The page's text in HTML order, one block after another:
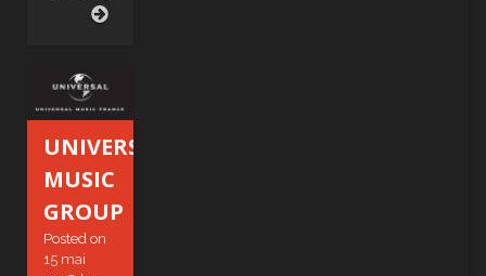
UNIVERSAL
MUSIC
GROUP
Posted on
15 mai